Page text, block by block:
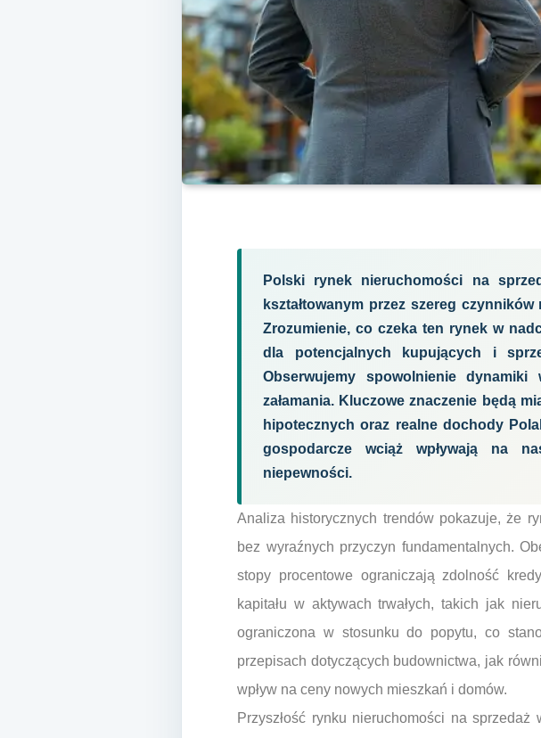
Polski rynek nieruchomości na
kształtowanym przez szereg
Zrozumienie, co czeka ten rynek w
dla potencjalnych kupujących i
Obserwujemy spowolnienie
załamania. Kluczowe znaczenie będą
hipotecznych oraz realne dochody
gospodarcze wciąż wpływają na
niepewności.
Analiza historycznych trendów pokazuje, że
bez wyraźnych przyczyn fundamentalnych.
stopy procentowe ograniczają zdolność
kapitału w aktywach trwałych, takich jak
ograniczona w stosunku do popytu, co
przepisach dotyczących budownictwa, jak
wpływ na ceny nowych mieszkań i domów.
Przyszłość rynku nieruchomości na